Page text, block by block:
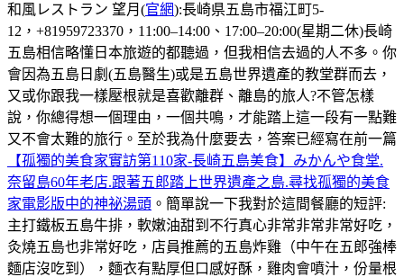
和風レストラン 望月(官網):長崎県五島市福江町5-
12，+81959723370，11:00–14:00、17:00–20:00(星期二休)長崎
五島相信略懂日本旅遊的都聽過，但我相信去過的人不多。你
會因為五島日劇(五島醫生)或是五島世界遺產的教堂群而去，
又或你跟我一樣壓根就是喜歡離群、離島的旅人?不管怎樣
說，你總得想一個理由，一個共鳴，才能踏上這一段有一點難
又不會太難的旅行。至於我為什麼要去，答案已經寫在前一篇
【孤獨的美食家實訪第110家-長崎五島美食】みかんや食堂.
奈留島60年老店.跟著五郎踏上世界遺產之島.尋找孤獨的美食
家電影版中的神祕湯頭 。簡單說一下我對於這間餐廳的短評:
主打鐵板五島牛排，軟嫩油甜到不行真心非常非常非常好吃，
灸燒五島也非常好吃，店員推薦的五島炸雞（中午在五郎強棒
麵店沒吃到），麵衣有點厚但口感好酥，雞肉會噴汁，份量根